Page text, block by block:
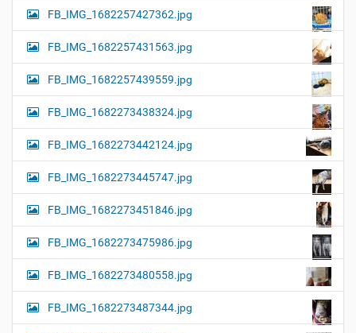
FB_IMG_1682257427362.jpg
FB_IMG_1682257431563.jpg
FB_IMG_1682257439559.jpg
FB_IMG_1682273438324.jpg
FB_IMG_1682273442124.jpg
FB_IMG_1682273445747.jpg
FB_IMG_1682273451846.jpg
FB_IMG_1682273475986.jpg
FB_IMG_1682273480558.jpg
FB_IMG_1682273487344.jpg